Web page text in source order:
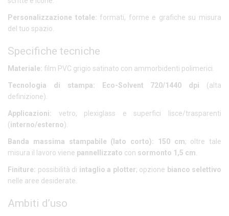
Personalizzazione totale: formati, forme e grafiche su misura
del tuo spazio.
Specifiche tecniche
Materiale: film PVC grigio satinato con ammorbidenti polimerici.
Tecnologia di stampa: Eco-Solvent 720/1440 dpi (alta
definizione).
Applicazioni: vetro, plexiglass e superfici lisce/trasparenti
(interno/esterno).
Banda massima stampabile (lato corto): 150 cm; oltre tale
misura il lavoro viene pannellizzato con sormonto 1,5 cm
Finiture: possibilità di intaglio a plotter; opzione bianco selettivo
nelle aree desiderate.
Ambiti d’uso